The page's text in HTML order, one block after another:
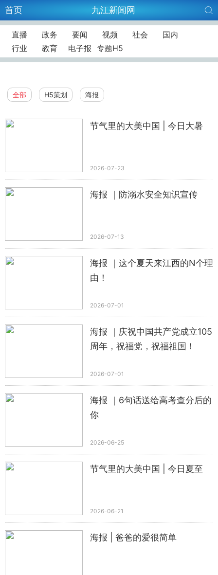
首页 九江新闻网
直播 政务 要闻 视频 社会
国内
行业
教育 电子报 专题H5
全部 H5策划 海报
节气里的大美中国 | 今日大暑
2026-07-23
海报 ｜防溺水安全知识宣传
2026-07-13
海报 ｜这个夏天来江西的N个理
由！
2026-07-01
海报 ｜庆祝中国共产党成立105
周年，祝福党，祝福祖国！
2026-07-01
海报 ｜6句话送给高考查分后的
你
2026-06-25
节气里的大美中国 | 今日夏至
2026-06-21
海报 | 爸爸的爱很简单